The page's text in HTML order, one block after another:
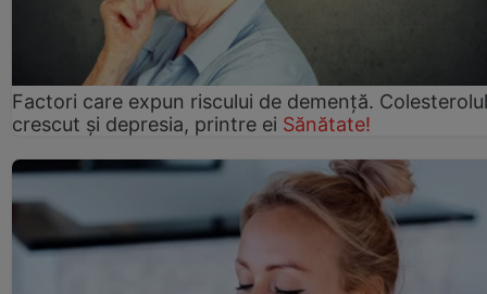
Factori care expun riscului de demență. Colesterolul
crescut şi depresia, printre ei Sănătate!